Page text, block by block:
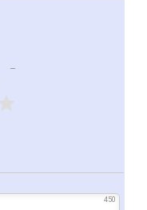
450